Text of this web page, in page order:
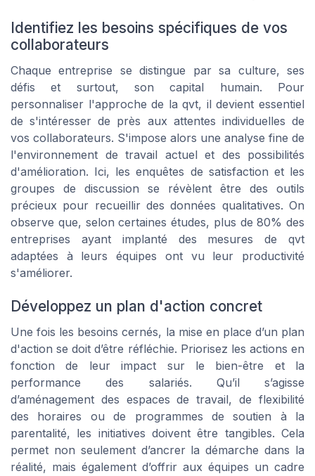
Identifiez les besoins spécifiques de vos
collaborateurs
Chaque entreprise se distingue par sa culture, ses
défis et surtout, son capital humain. Pour
personnaliser l'approche de la qvt, il devient essentiel
de s'intéresser de près aux attentes individuelles de
vos collaborateurs. S'impose alors une analyse fine de
l'environnement de travail actuel et des possibilités
d'amélioration. Ici, les enquêtes de satisfaction et les
groupes de discussion se révèlent être des outils
précieux pour recueillir des données qualitatives. On
observe que, selon certaines études, plus de 80% des
entreprises ayant implanté des mesures de qvt
adaptées à leurs équipes ont vu leur productivité
s'améliorer.
Développez un plan d'action concret
Une fois les besoins cernés, la mise en place d’un plan
d'action se doit d’être réfléchie. Priorisez les actions en
fonction de leur impact sur le bien-être et la
performance des salariés. Qu’il s’agisse
d’aménagement des espaces de travail, de flexibilité
des horaires ou de programmes de soutien à la
parentalité, les initiatives doivent être tangibles. Cela
permet non seulement d’ancrer la démarche dans la
réalité, mais également d’offrir aux équipes un cadre